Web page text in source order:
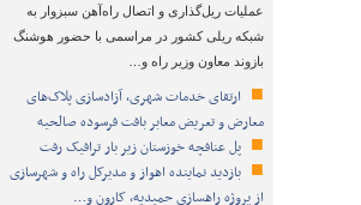
عملیات ریل‌گذاری و اتصال راه‌آهن سبزوار به
شبکه ریلی کشور در مراسمی با حضور هوشنگ
بازوند معاون وزیر راه و…
ارتقای خدمات شهری، آزادسازی پلاک‌های
معارض و تعریض معابر بافت فرسوده صالحیه
پل عنافچه خوزستان زیر بار ترافیک رفت
بازدید نماینده اهواز و مدیرکل راه و شهرسازی
از پروژه راهسازی حمیدیه، کارون و…